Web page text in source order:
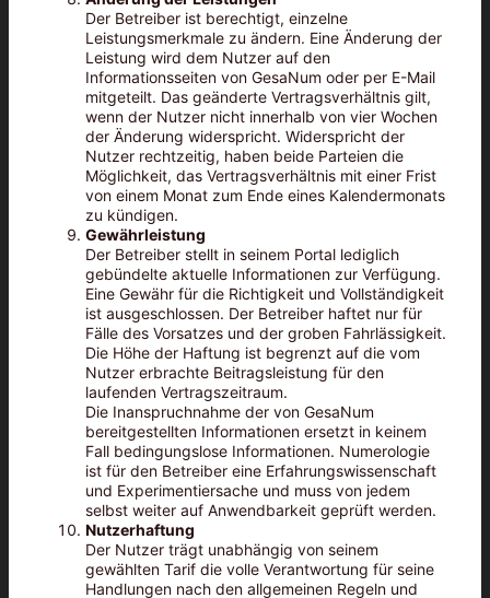
Der Betreiber ist berechtigt, einzelne
Leistungsmerkmale zu ändern. Eine Änderung der
Leistung wird dem Nutzer auf den
Informationsseiten von GesaNum oder per E-Mail
mitgeteilt. Das geänderte Vertragsverhältnis gilt,
wenn der Nutzer nicht innerhalb von vier Wochen
der Änderung widerspricht. Widerspricht der
Nutzer rechtzeitig, haben beide Parteien die
Möglichkeit, das Vertragsverhältnis mit einer Frist
von einem Monat zum Ende eines Kalendermonats
zu kündigen.
Gewährleistung
Der Betreiber stellt in seinem Portal lediglich
gebündelte aktuelle Informationen zur Verfügung.
Eine Gewähr für die Richtigkeit und Vollständigkeit
ist ausgeschlossen. Der Betreiber haftet nur für
Fälle des Vorsatzes und der groben Fahrlässigkeit.
Die Höhe der Haftung ist begrenzt auf die vom
Nutzer erbrachte Beitragsleistung für den
laufenden Vertragszeitraum.
Die Inanspruchnahme der von GesaNum
bereitgestellten Informationen ersetzt in keinem
Fall bedingungslose Informationen. Numerologie
ist für den Betreiber eine Erfahrungswissenschaft
und Experimentiersache und muss von jedem
selbst weiter auf Anwendbarkeit geprüft werden.
Nutzerhaftung
Der Nutzer trägt unabhängig von seinem
gewählten Tarif die volle Verantwortung für seine
Handlungen nach den allgemeinen Regeln und